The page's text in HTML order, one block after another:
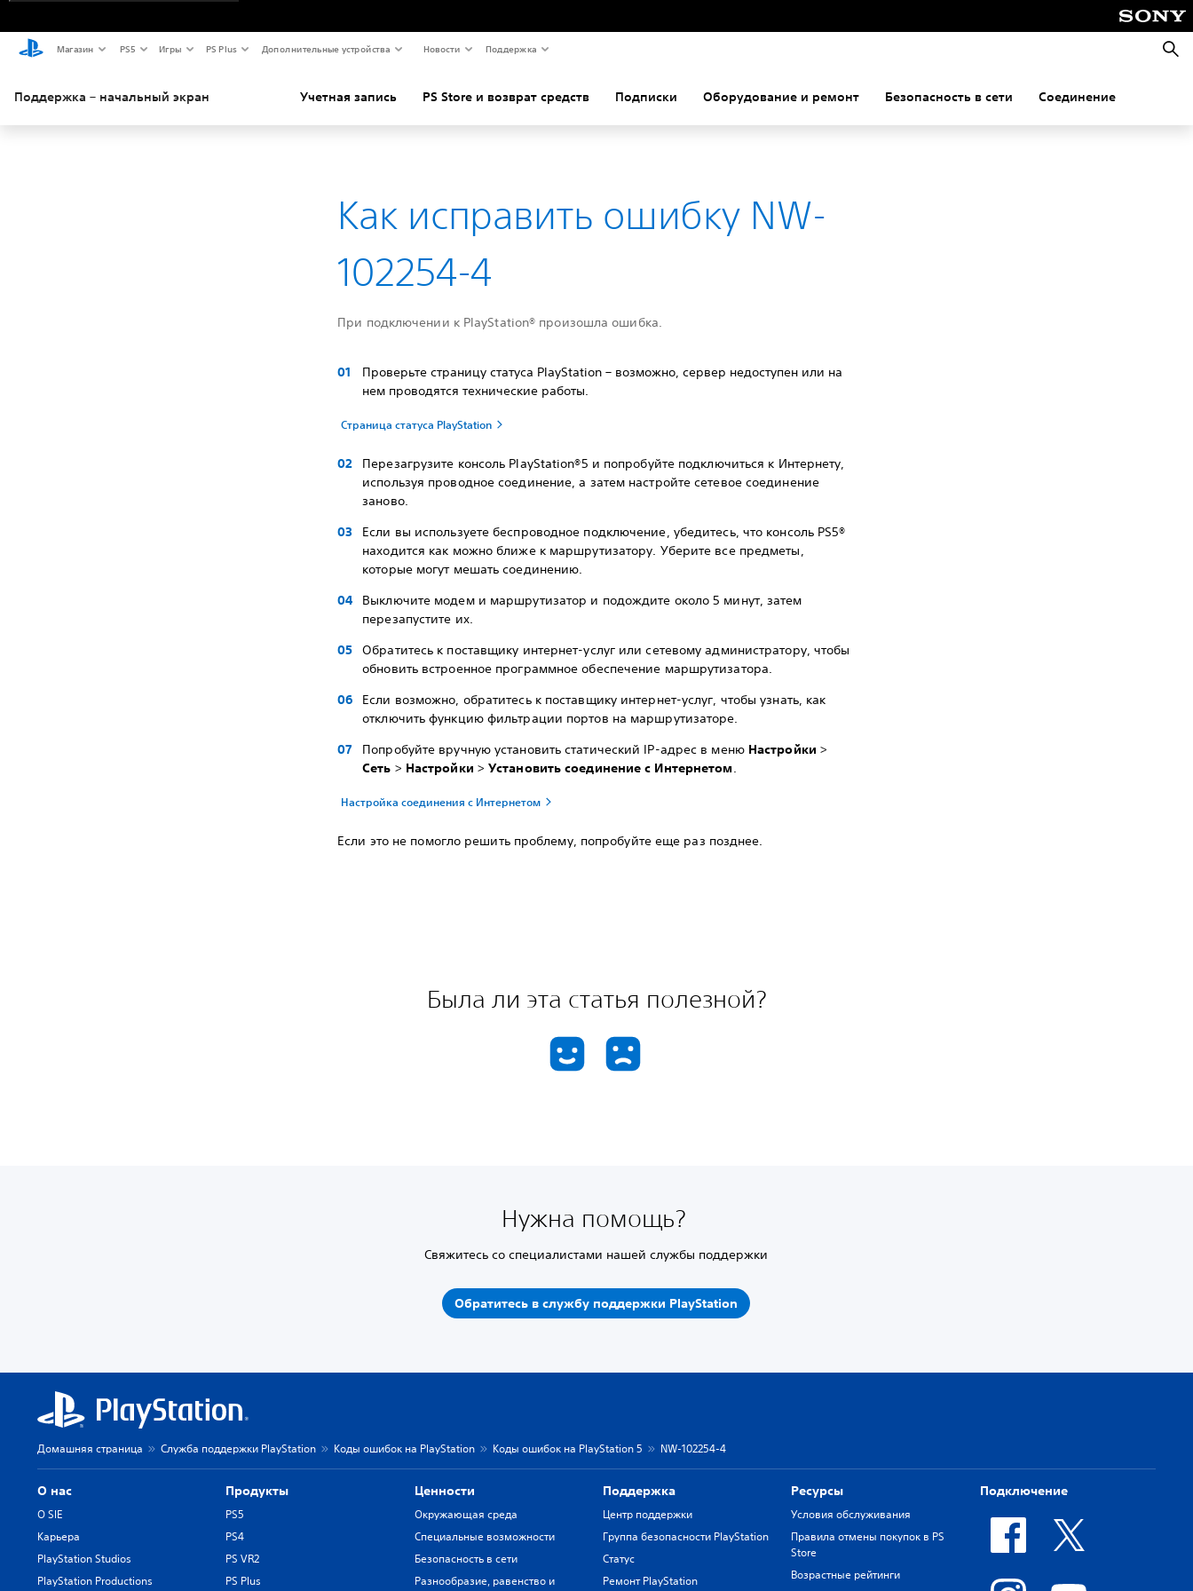
Магазин PS5 Игры PS Plus Дополнительные устройства Новости Поддержка
Поиск
Поддержка – начальный экран Учетная запись PS Store и возврат средств Подписки Оборудование и ремонт Безопасность в сети Соединение
Как исправить ошибку NW-
102254-4
При подключении к PlayStation® произошла ошибка.
Проверьте страницу статуса PlayStation – возможно, сервер недоступен или на
нем проводятся технические работы.
Страница статуса PlayStation
Перезагрузите консоль PlayStation®5 и попробуйте подключиться к Интернету,
используя проводное соединение, а затем настройте сетевое соединение
заново.
Если вы используете беспроводное подключение, убедитесь, что консоль PS5®
находится как можно ближе к маршрутизатору. Уберите все предметы,
которые могут мешать соединению.
Выключите модем и маршрутизатор и подождите около 5 минут, затем
перезапустите их.
Обратитесь к поставщику интернет-услуг или сетевому администратору, чтобы
обновить встроенное программное обеспечение маршрутизатора.
Если возможно, обратитесь к поставщику интернет-услуг, чтобы узнать, как
отключить функцию фильтрации портов на маршрутизаторе.
Попробуйте вручную установить статический IP-адрес в меню Настройки >
Сеть > Настройки >Установить соединение с Интернетом.
Настройка соединения с Интернетом
Если это не помогло решить проблему, попробуйте еще раз позднее.
Была ли эта статья полезной?
Нужна помощь?
Свяжитесь со специалистами нашей службы поддержки
Обратитесь в службу поддержки PlayStation
Домашняя страница Служба поддержки PlayStation Коды ошибок на PlayStation Коды ошибок на PlayStation 5 NW-102254-4
О нас
О SIE
Карьера
PlayStation Studios
PlayStation Productions
Продукты
PS5
PS4
PS VR2
PS Plus
Ценности
Окружающая среда
Специальные возможности
Безопасность в сети
Разнообразие, равенство и
Поддержка
Центр поддержки
Группа безопасности PlayStation
Статус
Ремонт PlayStation
Ресурсы
Условия обслуживания
Правила отмены покупок в PS
Store
Возрастные рейтинги
Подключение